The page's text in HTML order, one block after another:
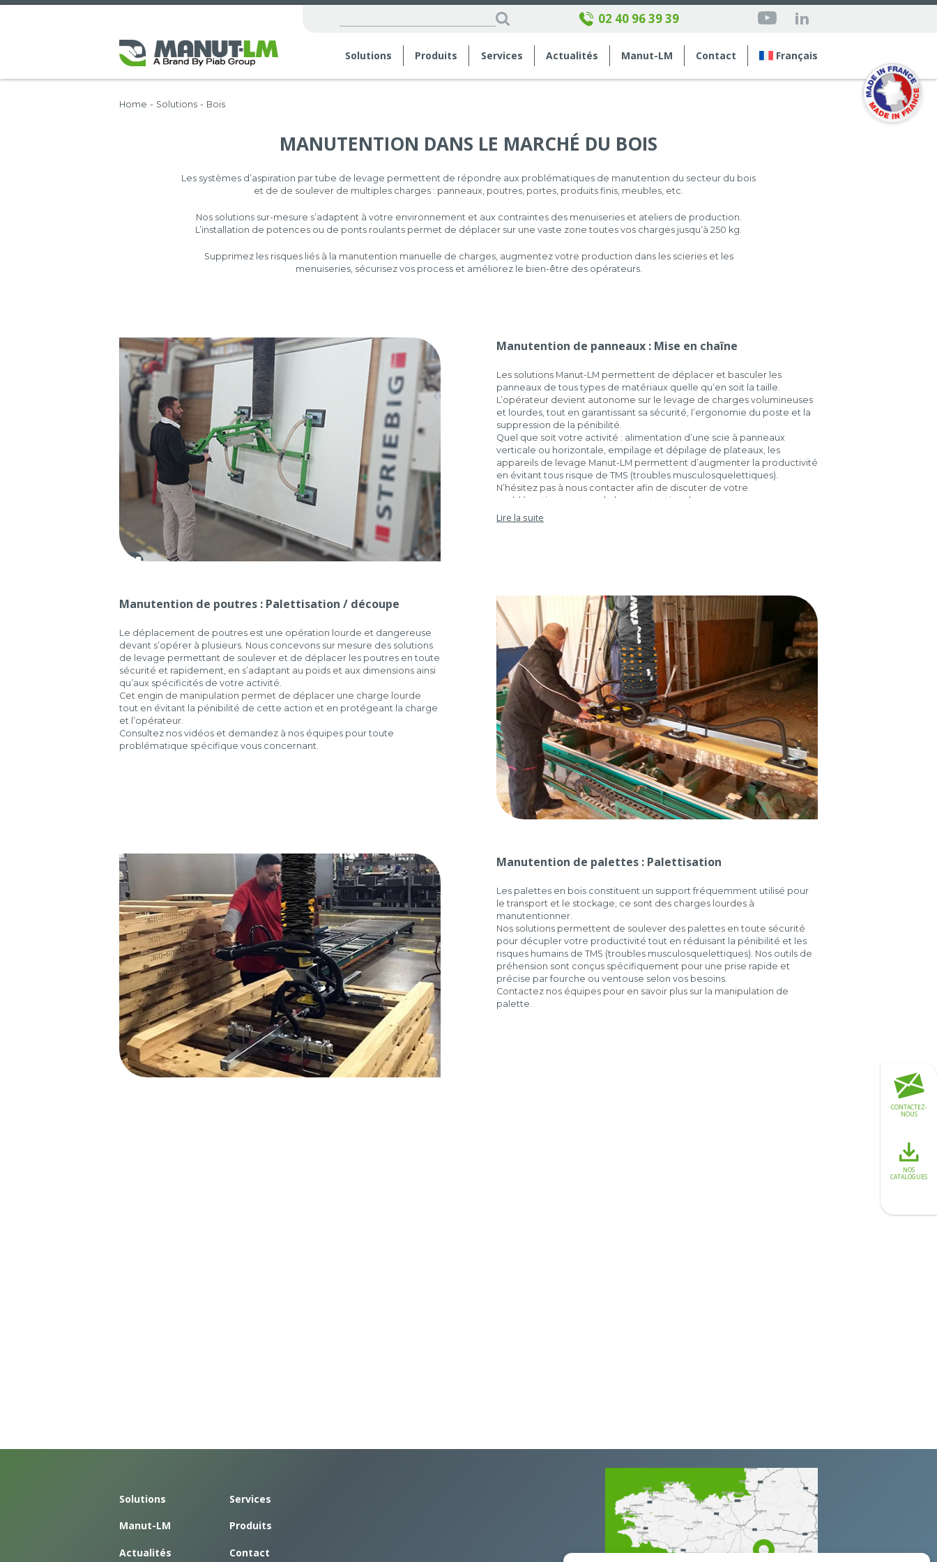
02 40 96 39 39
Solutions Produits Services Actualités Manut-LM Contact Français
CONTACTEZ-
NOUS
NOS
CATALOGUES
Home - Solutions - Bois
MANUTENTION DANS LE MARCHÉ DU BOIS
Les systèmes d’aspiration par tube de levage permettent de répondre aux problématiques de manutention du secteur du bois
et de de soulever de multiples charges : panneaux, poutres, portes, produits finis, meubles, etc.
Nos solutions sur-mesure s’adaptent à votre environnement et aux contraintes des menuiseries et ateliers de production.
L’installation de potences ou de ponts roulants permet de déplacer sur une vaste zone toutes vos charges jusqu’à 250 kg.
Supprimez les risques liés à la manutention manuelle de charges, augmentez votre production dans les scieries et les
menuiseries, sécurisez vos process et améliorez le bien-être des opérateurs.
Manutention de panneaux : Mise en chaîne
Les solutions Manut-LM permettent de déplacer et basculer les
panneaux de tous types de matériaux quelle qu’en soit la taille.
L’opérateur devient autonome sur le levage de charges volumineuses
et lourdes, tout en garantissant sa sécurité, l’ergonomie du poste et la
suppression de la pénibilité.
Quel que soit votre activité : alimentation d’une scie à panneaux
verticale ou horizontale, empilage et dépilage de plateaux, les
appareils de levage Manut-LM permettent d’augmenter la productivité
en évitant tous risque de TMS (troubles musculosquelettiques).
N’hésitez pas à nous contacter afin de discuter de votre
problématique autour de la manutention de panneaux.
Lire la suite
Manutention de poutres : Palettisation / découpe
Le déplacement de poutres est une opération lourde et dangereuse
devant s’opérer à plusieurs. Nous concevons sur mesure des solutions
de levage permettant de soulever et de déplacer les poutres en toute
sécurité et rapidement, en s’adaptant au poids et aux dimensions ainsi
qu’aux spécificités de votre activité.
Cet engin de manipulation permet de déplacer une charge lourde
tout en évitant la pénibilité de cette action et en protégeant la charge
et l’opérateur.
Consultez nos vidéos et demandez à nos équipes pour toute
problématique spécifique vous concernant.
Manutention de palettes : Palettisation
Les palettes en bois constituent un support fréquemment utilisé pour
le transport et le stockage, ce sont des charges lourdes à
manutentionner.
Nos solutions permettent de soulever des palettes en toute sécurité
pour décupler votre productivité tout en réduisant la pénibilité et les
risques humains de TMS (troubles musculosquelettiques). Nos outils de
préhension sont conçus spécifiquement pour une prise rapide et
précise par fourche ou ventouse selon vos besoins.
Contactez nos équipes pour en savoir plus sur la manipulation de
palette.
Solutions Services
Manut-LM Produits
Actualités Contact